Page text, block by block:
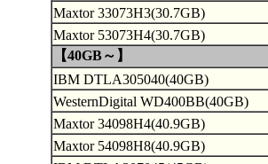
Maxtor 33073H3(30.7GB)
Maxtor 53073H4(30.7GB)
【40GB～】
IBM DTLA305040(40GB)
WesternDigital WD400BB(40GB)
Maxtor 34098H4(40.9GB)
Maxtor 54098H8(40.9GB)